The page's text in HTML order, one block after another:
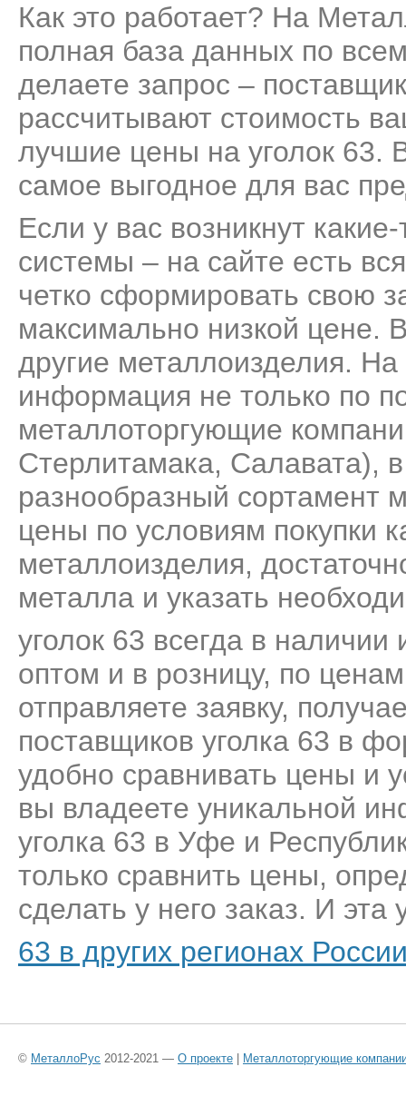
Как это работает? На
полная база данных по
делаете запрос –
рассчитывают стоимость
лучшие цены на уголок 63.
самое выгодное для вас
Если у вас возникнут
системы – на сайте есть
четко сформировать свою
максимально низкой цене.
другие металлоизделия.
информация не только по
металлоторгующие
Стерлитамака, Салавата),
разнообразный сортамент
цены по условиям покупки
металлоизделия,
металла и указать
уголок 63 всегда в
оптом и в розницу, по
отправляете заявку,
поставщиков уголка 63 в
удобно сравнивать цены и
вы владеете уникальной
уголка 63 в Уфе и
только сравнить цены,
сделать у него заказ. И эта
63 в других регионах
© МеталлоРус 2012-2021 — О проекте Металлоторгующие